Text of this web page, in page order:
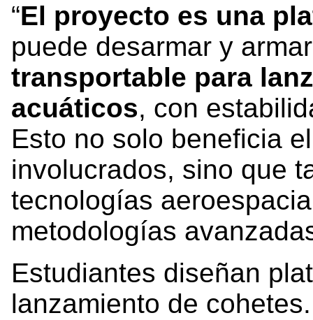
“El proyecto es una
puede desarmar y
transportable para
acuáticos, con
Esto no solo beneficia
involucrados, sino que
tecnologías
metodologías
Estudiantes diseñan
lanzamiento de